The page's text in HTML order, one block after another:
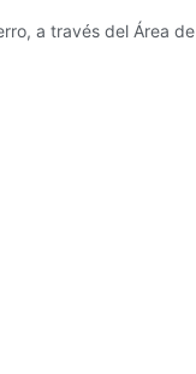
a través del Área de